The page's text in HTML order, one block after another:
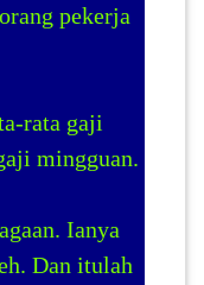
pekerja
rata gaji
mingguan.
Ianya
Dan itulah